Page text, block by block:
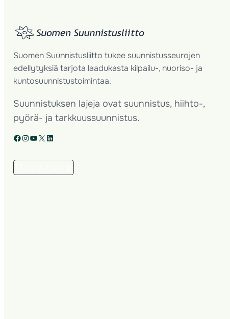
Suomen Suunnistusliitto tukee suunnistusseurojen
edellytyksiä tarjota laadukasta kilpailu-, nuoriso- ja
kuntosuunnistustoimintaa.
Suunnistuksen lajeja ovat suunnistus, hiihto-,
pyörä- ja tarkkuussuunnistus.
Facebook Instagram YouTube X LinkedIn